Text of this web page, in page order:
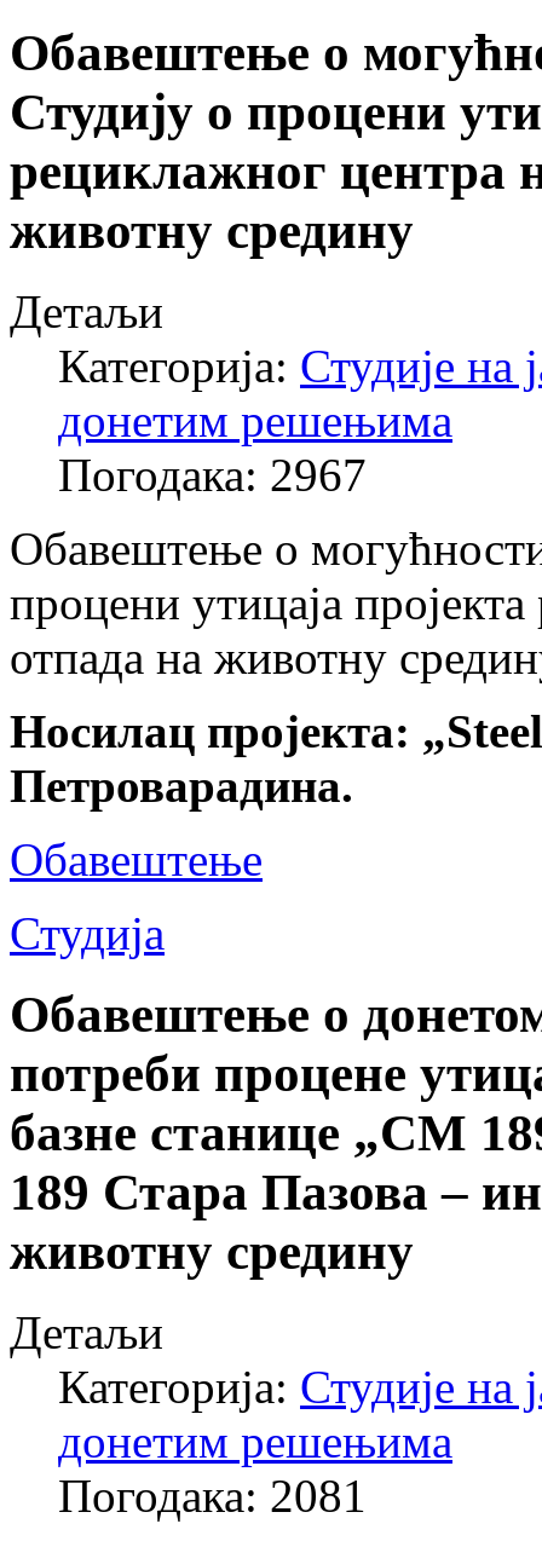
Обавештење о
Студију о процени
рециклажног центра
животну средину
Детаљи
Категорија: Студије на
донетим решењима
Погодака: 2967
Обавештење о
процени утицаја
отпада на животну
Носилац пројекта:
Петроварадина.
Обавештење
Студија
Обавештење о
потреби процене
базне станице „СМ
189 Стара Пазова –
животну средину
Детаљи
Категорија: Студије на
донетим решењима
Погодака: 2081